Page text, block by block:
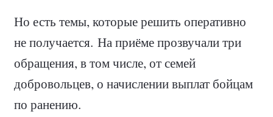
Но есть темы, которые решить оперативно
не получается. На приёме прозвучали три
обращения, в том числе, от семей
добровольцев, о начислении выплат бойцам
по ранению.